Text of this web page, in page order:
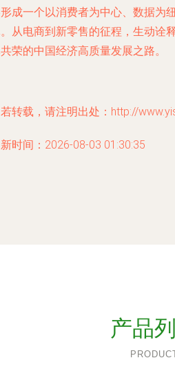
成一个以消费者为中心、数据为
从电商到新零售的征程，生动诠
荣的中国经济高质量发展之路。
转载，请注明出处：http://
时间：2026-08-03 01:30:35
产品